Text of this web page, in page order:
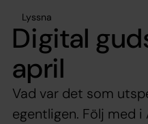
Lyssna
Digital
april
Vad var det som
egentligen. Följ med